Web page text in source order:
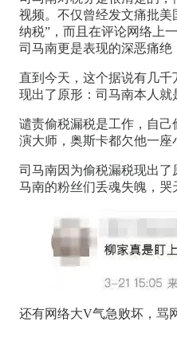
视频。不仅曾经发文痛批
纳税”，而且在评论网络上
司马南更是表现的深恶痛绝
直到今天，这个据说有几
现出了原形：司马南本人就
谴责偷税漏税是工作，自
演大师，奥斯卡都欠他一座
司马南因为偷税漏税现出了
马南的粉丝们丢魂失魄，哭
还有网络大V气急败坏，骂